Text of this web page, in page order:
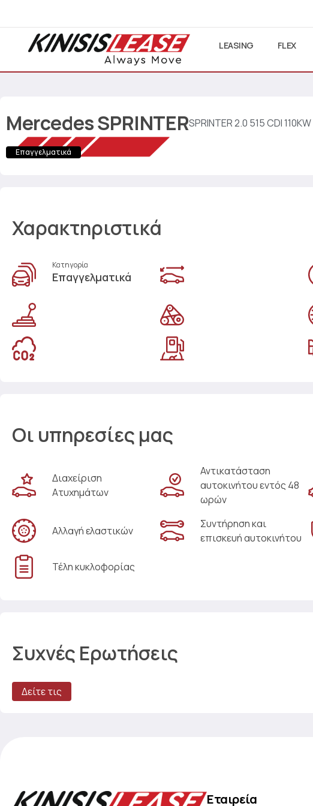
LEASING FLEX
MercedesSPRINTERSPRINTER 2.0 515 CDI
Επαγγελματικά
Χαρακτηριστικά
Κατηγορία
Επαγγελματικά
Οι υπηρεσίες μας
Διαχείριση
Ατυχημάτων
Αντικατάσταση
αυτοκινήτου εντός 48
ωρών
Αλλαγή ελαστικών
Συντήρηση και
επισκευή αυτοκινήτου
Τέλη κυκλοφορίας
Συχνές Ερωτήσεις
Δείτε τις
Εταιρεία